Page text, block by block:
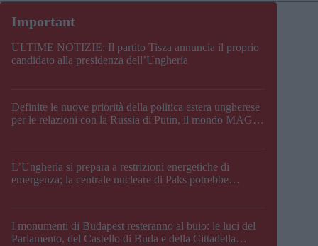
ULTIME NOTIZIE: Il partito Tisza annuncia il proprio
candidato alla presidenza dell’Ungheria
Definite le nuove priorità della politica estera ungherese
per le relazioni con la Russia di Putin, il mondo MAGA,
L’Ungheria si prepara a restrizioni energetiche di
emergenza; la centrale nucleare di Paks potrebbe
I monumenti di Budapest resteranno al buio: le luci del
Parlamento, del Castello di Buda e della Cittadella